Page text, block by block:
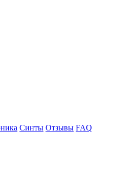
Синты Отзывы FAQ